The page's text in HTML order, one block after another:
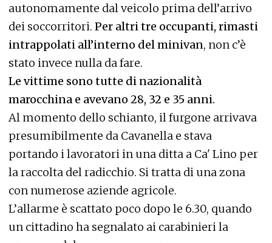
autonomamente dal veicolo prima dell’arrivo
dei soccorritori. Per altri tre occupanti, rimasti
intrappolati all’interno del minivan, non c’è
stato invece nulla da fare.
Le vittime sono tutte di nazionalità
marocchina e avevano 28, 32 e 35 anni.
Al momento dello schianto, il furgone arrivava
presumibilmente da Cavanella e stava
portando i lavoratori in una ditta a Ca' Lino per
la raccolta del radicchio. Si tratta di una zona
con numerose aziende agricole.
L’allarme è scattato poco dopo le 6.30, quando
un cittadino ha segnalato ai carabinieri la